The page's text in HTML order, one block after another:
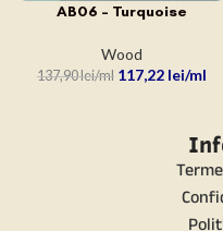
AB06 – Turquoise
Wood
137,90lei 117,22 lei